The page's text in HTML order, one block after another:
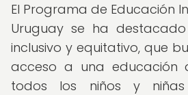
El Programa de Educación
Uruguay se ha
inclusivo y equitativo, que
acceso a una educación
todos los niños y